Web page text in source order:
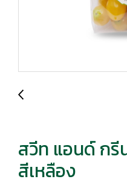
สวีท แอนด์ กรี
สีเหลือง